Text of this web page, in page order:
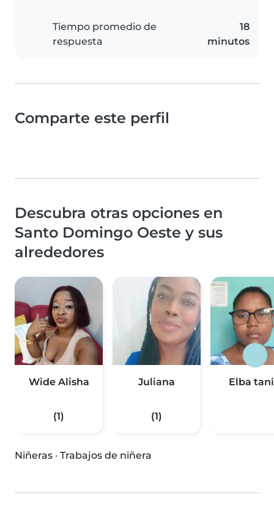
Tiempo promedio de
respuesta
18
minutos
Comparte este perfil
Descubra otras opciones en
Santo Domingo Oeste y sus
alrededores
Wide Alisha
(1)
Juliana
(1)
Elba
Niñeras · Trabajos de niñera